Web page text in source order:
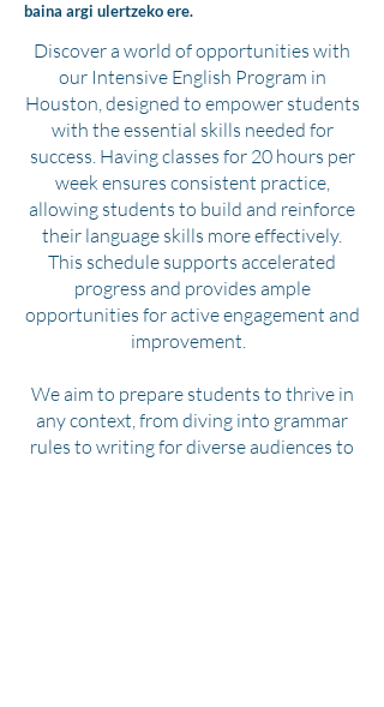
baina argi ulertzeko ere.
Discover a world of opportunities with
our Intensive English Program in
Houston, designed to empower students
with the essential skills needed for
success. Having classes for 20 hours per
week ensures consistent practice,
allowing students to build and reinforce
their language skills more effectively.
This schedule supports accelerated
progress and provides ample
opportunities for active engagement and
improvement.
We aim to prepare students to thrive in
any context, from diving into grammar
rules to writing for diverse audiences to